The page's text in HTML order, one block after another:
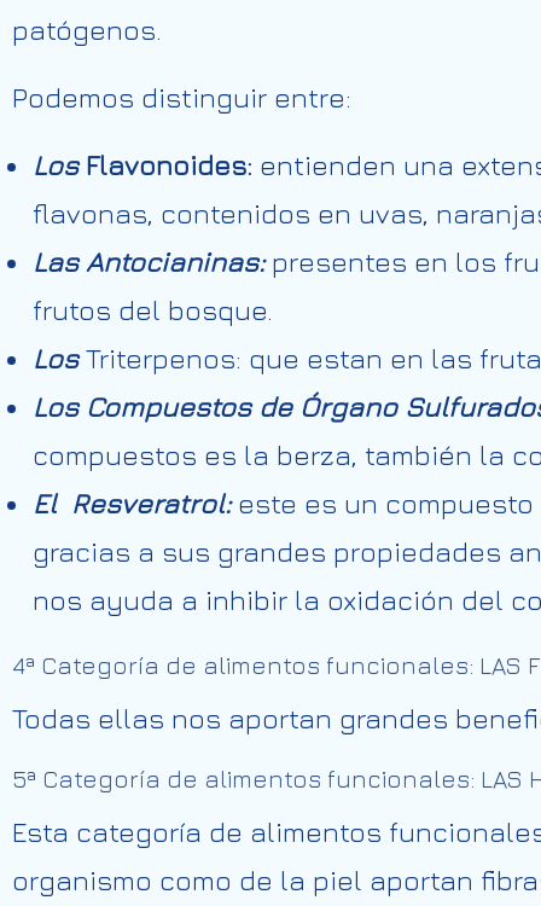
patógenos.
Podemos distinguir entre:
LosFlavonoides: entienden una
flavonas, contenidos en uvas,
Las Antocianinas:presentes en los
frutos del bosque.
LosTriterpenos: que estan en las
Los Compuestos de Órgano
compuestos es la berza, también la
El Resveratrol:este es un
gracias a sus grandes propiedades
nos ayuda a inhibir la oxidación del
4ª Categoría de alimentos funcionales: LAS
Todas ellas nos aportan grandes
5ª Categoría de alimentos funcionales: LAS
Esta categoría de alimentos
organismo como de la piel aportan